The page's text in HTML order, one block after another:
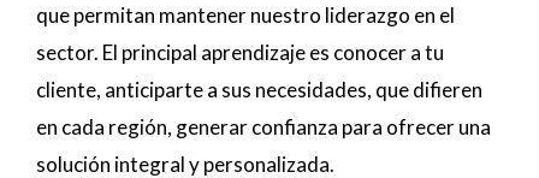
que permitan mantener nuestro liderazgo en el
sector. El principal aprendizaje es conocer a tu
cliente, anticiparte a sus necesidades, que difieren
en cada región, generar confianza para ofrecer una
solución integral y personalizada.